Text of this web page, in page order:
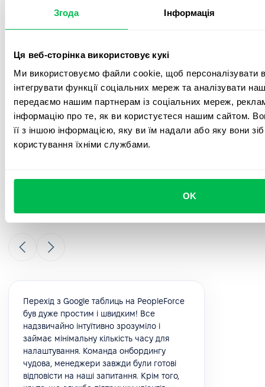
Згода Інформація
Ця веб-сторінка використовує кукі
Ми використовуємо файли cookie, щоб персоналізувати
інтегрувати функції соціальних мереж та аналізувати
передаємо нашим партнерам із соціальних мереж,
інформацію про те, як ви користуєтеся нашим сайтом.
її з іншою інформацією, яку ви їм надали або яку вони
користування їхніми службами.
OK
важливі дати компанії.
Інтеграції
Інтегруйте Google, Microsoft і популярні соціальні мережі та
месенджери для зручної комунікації, планування зустрічей у
календарі та швидкого входу в систему.
Погляньте, що наші клієнти говорять про свій досвід
використання PeopleForce.
Перехід з Google таблиць на PeopleForce
був дуже простим і швидким! Все
надзвичайно інтуїтивно зрозуміло і
займає мінімальну кількість часу для
налаштування. Команда онбордингу
чудова, менеджери завжди були готові
відповісти на наші запитання. Крім того,